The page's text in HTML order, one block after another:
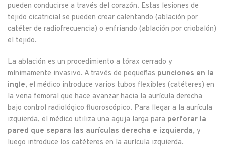
pueden conducirse a través del corazón. Estas lesiones de
tejido cicatricial se pueden crear calentando (ablación por
catéter de radiofrecuencia) o enfriando (ablación por criobalón)
el tejido.
La ablación es un procedimiento a tórax cerrado y
mínimamente invasivo. A través de pequeñas punciones en la
ingle, el médico introduce varios tubos flexibles (catéteres) en
la vena femoral que hace avanzar hacia la aurícula derecha
bajo control radiológico fluoroscópico. Para llegar a la aurícula
izquierda, el médico utiliza una aguja larga para perforar la
pared que separa las aurículas derecha e izquierda, y
luego introduce los catéteres en la aurícula izquierda.